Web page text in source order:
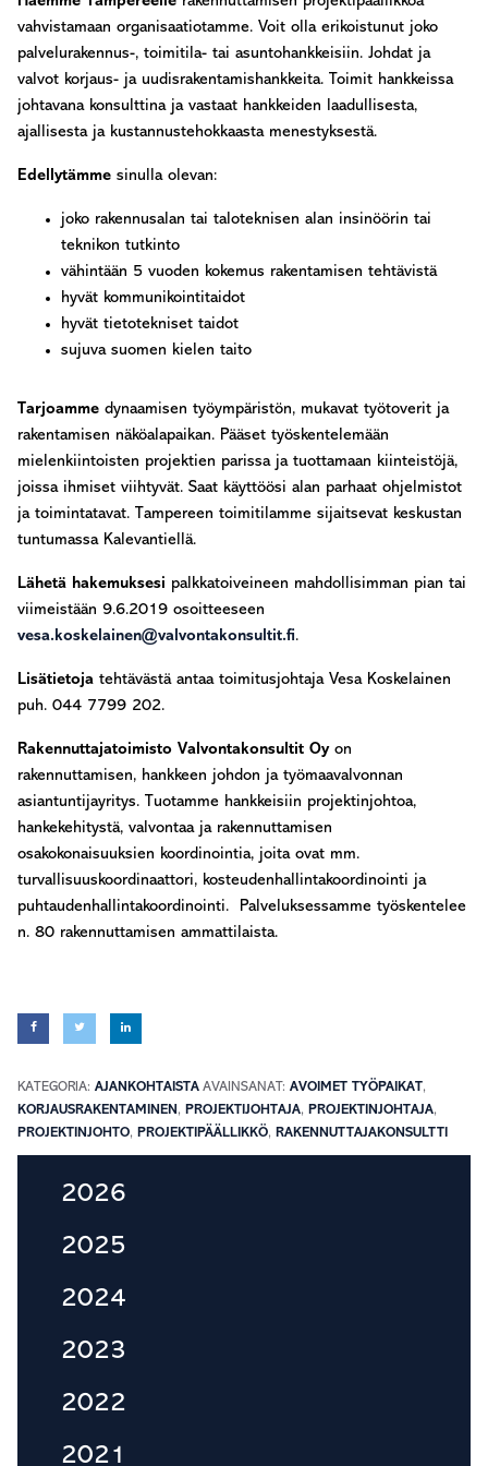
vahvistamaan organisaatiotamme. Voit olla erikoistunut joko
palvelurakennus-, toimitila- tai asuntohankkeisiin. Johdat ja
valvot korjaus- ja uudisrakentamishankkeita. Toimit hankkeissa
johtavana konsulttina ja vastaat hankkeiden laadullisesta,
ajallisesta ja kustannustehokkaasta menestyksestä.
Edellytämme sinulla olevan:
joko rakennusalan tai taloteknisen alan insinöörin tai
teknikon tutkinto
vähintään 5 vuoden kokemus rakentamisen tehtävistä
hyvät kommunikointitaidot
hyvät tietotekniset taidot
­­­sujuva suomen kielen taito
Tarjoamme dynaamisen työympäristön, mukavat työtoverit ja
rakentamisen näköalapaikan. Pääset työskentelemään
mielenkiintoisten projektien parissa ja tuottamaan kiinteistöjä,
joissa ihmiset viihtyvät. Saat käyttöösi alan parhaat ohjelmistot
ja toimintatavat. Tampereen toimitilamme sijaitsevat keskustan
tuntumassa Kalevantiellä.
Lähetä hakemuksesi palkkatoiveineen mahdollisimman pian tai
viimeistään 9.6.2019 osoitteeseen
vesa.koskelainen@valvontakonsultit.fi.
Lisätietoja tehtävästä antaa toimitusjoh­taja Vesa Koskelainen
puh. 044 7799 202.
Rakennuttajatoimisto Valvontakonsultit Oy on
rakennuttamisen, hankkeen johdon ja työmaavalvonnan
asiantuntijayritys. Tuotamme hankkeisiin projektinjohtoa,
hankekehitystä, valvontaa ja rakennuttamisen
osakokonaisuuksien koordinointia, joita ovat mm.
turvallisuuskoordinaattori, kosteudenhallintakoordinointi ja
puhtaudenhallintakoordinointi. Palveluksessamme työskentelee
n. 80 rakennuttamisen ammattilaista.
KATEGORIA: AJANKOHTAISTA AVAINSANAT: AVOIMET TYÖPAIKAT,
KORJAUSRAKENTAMINEN , PROJEKTIJOHTAJA, PROJEKTINJOHTAJA,
PROJEKTINJOHTO, PROJEKTIPÄÄLLIKKÖ, RAKENNUTTAJAKONSULTTI
Ensisijainen
sivupalkki
2026
2025
2024
2023
2022
2021